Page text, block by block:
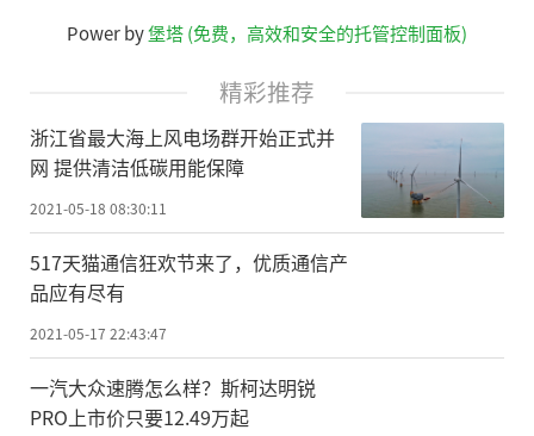
的研究成果都以新闻报道的形式向全世界公
布。“这就体现了发言权问题。”蒲慕明
说，“我国是大国、强国，我们也需要有这
样的平台。但首先得有这样的期刊，我们才
能有发言权，这是建设世界一流期刊的重要
意义之一。”
当前，我国一批优秀期刊跻身世界一流
阵营——《园艺研究》登顶学科榜首，《国家
科学评论》《光：科学与应用》《镁合金学
报》《畜牧与生物技术》位居学科前三，
Power by堡塔 (免费，高效和安全的托管控制面板)
精彩推荐
浙江省最大海上风电场群开始正式并
网 提供清洁低碳用能保障
2021-05-18 08:30:11
517天猫通信狂欢节来了，优质通信产
品应有尽有
2021-05-17 22:43:47
一汽大众速腾怎么样？斯柯达明锐
PRO上市价只要12.49万起